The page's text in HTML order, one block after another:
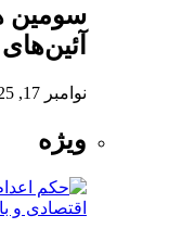
سومین
نوامبر 17, 2025
ویژه